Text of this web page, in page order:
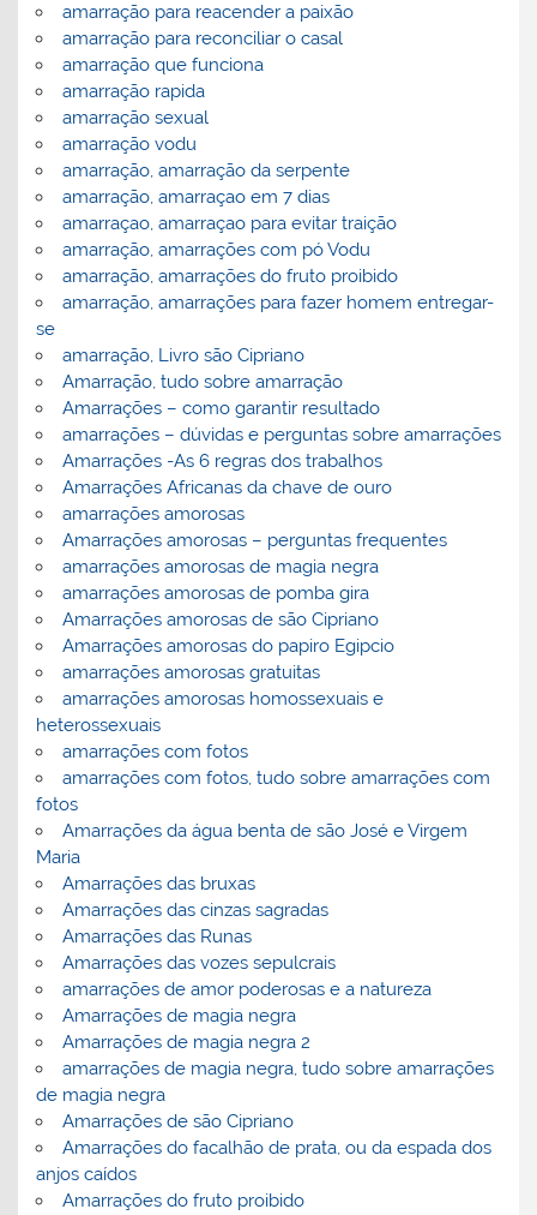
amarração para reacender a paixão
amarração para reconciliar o casal
amarração que funciona
amarração rapida
amarração sexual
amarração vodu
amarração, amarração da serpente
amarração, amarraçao em 7 dias
amarraçao, amarraçao para evitar traição
amarração, amarrações com pó Vodu
amarração, amarrações do fruto proibido
amarração, amarrações para fazer homem entregar-
se
amarração, Livro são Cipriano
Amarração, tudo sobre amarração
Amarrações – como garantir resultado
amarrações – dúvidas e perguntas sobre amarrações
Amarrações -As 6 regras dos trabalhos
Amarrações Africanas da chave de ouro
amarrações amorosas
Amarrações amorosas – perguntas frequentes
amarrações amorosas de magia negra
amarrações amorosas de pomba gira
Amarrações amorosas de são Cipriano
Amarrações amorosas do papiro Egipcio
amarrações amorosas gratuitas
amarrações amorosas homossexuais e
heterossexuais
amarrações com fotos
amarrações com fotos, tudo sobre amarrações com
fotos
Amarrações da água benta de são José e Virgem
Maria
Amarrações das bruxas
Amarrações das cinzas sagradas
Amarrações das Runas
Amarrações das vozes sepulcrais
amarrações de amor poderosas e a natureza
Amarrações de magia negra
Amarrações de magia negra 2
amarrações de magia negra, tudo sobre amarrações
de magia negra
Amarrações de são Cipriano
Amarrações do facalhão de prata, ou da espada dos
anjos caídos
Amarrações do fruto proibido